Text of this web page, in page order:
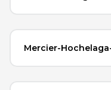
Mercier-